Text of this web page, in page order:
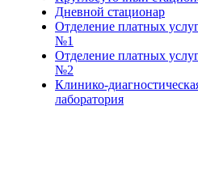
Дневной стационар
Отделение платных
№1
Отделение платных
№2
Клинико-
лаборатория